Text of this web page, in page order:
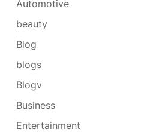
Automotive
beauty
Blog
blogs
Blogv
Business
Entertainment